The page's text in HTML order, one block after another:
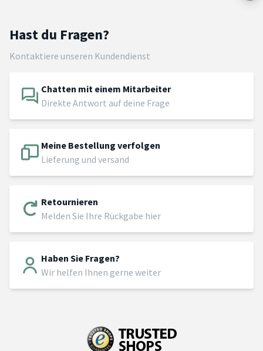
Hast du Fragen?
Kontaktiere unseren Kundendienst
Chatten mit einem Mitarbeiter
Direkte Antwort auf deine Frage
Meine Bestellung verfolgen
Lieferung und versand
Retournieren
Melden Sie Ihre Rückgabe hier
Haben Sie Fragen?
Wir helfen Ihnen gerne weiter